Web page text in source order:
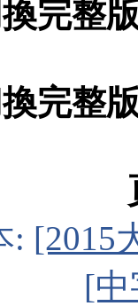
完整
完整
: [2015
[